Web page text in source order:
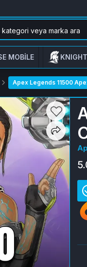
MOBİLE
Apex Legends 11500